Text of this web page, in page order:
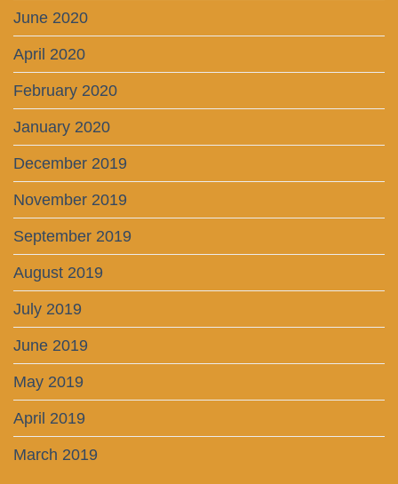
June 2020
April 2020
February 2020
January 2020
December 2019
November 2019
September 2019
August 2019
July 2019
June 2019
May 2019
April 2019
March 2019